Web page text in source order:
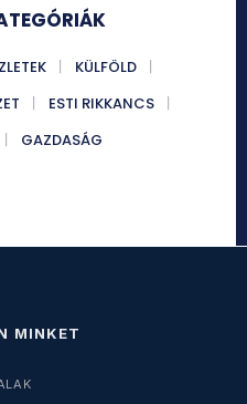
KÜLFÖLD
ESTI RIKKANCS
GAZDASÁG
MINKET